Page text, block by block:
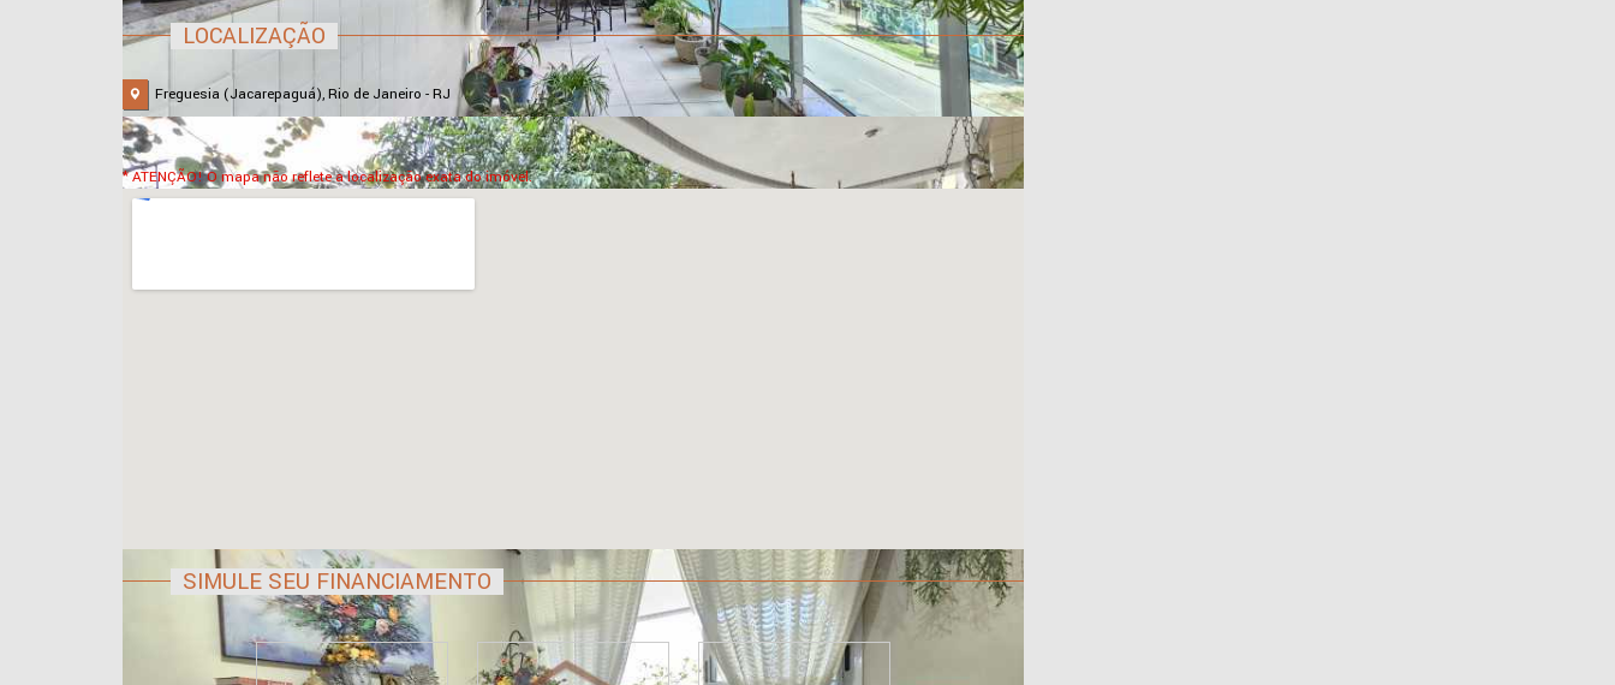
LOCALIZAÇÃO
Freguesia (Jacarepaguá), Rio de Janeiro - RJ
* ATENÇÃO! O mapa não reflete a localização exata do imóvel.
SIMULE SEU FINANCIAMENTO